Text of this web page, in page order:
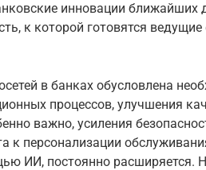
инновации ближайших
к которой готовятся
в банках обусловлена
процессов, улучшения
важно, усиления
к персонализации
ИИ, постоянно расширяется.